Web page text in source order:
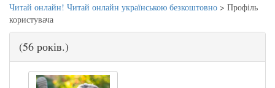
Читай онлайн! Читай онлайн українською безкоштовно > Профіль
користувача
(56 років.)